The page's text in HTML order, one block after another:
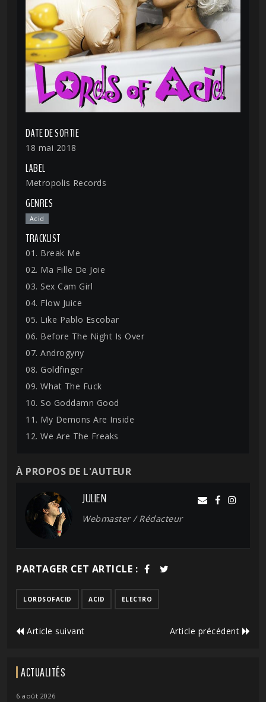
DATE DE SORTIE
18 mai 2018
LABEL
Metropolis Records
GENRES
Acid
TRACKLIST
01. Break Me
02. Ma Fille De Joie
03. Sex Cam Girl
04. Flow Juice
05. Like Pablo Escobar
06. Before The Night Is Over
07. Androgyny
08. Goldfinger
09. What The Fuck
10. So Goddamn Good
11. My Demons Are Inside
12. We Are The Freaks
À PROPOS DE L'AUTEUR
JULIEN
Webmaster / Rédacteur
PARTAGER CET ARTICLE :
LORDSOFACID ACID ELECTRO
Article suivant Article précédent
ACTUALITÉS
6 août 2026